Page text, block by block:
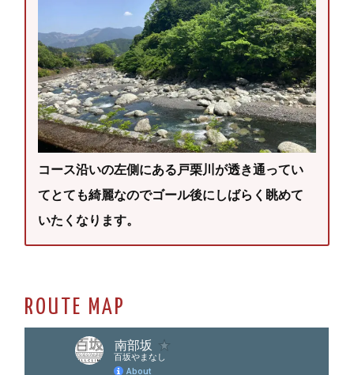
コース沿いの左側にある戸栗川が透き通ってい
てとても綺麗なのでゴール後にしばらく眺めて
いたくなります。
ROUTE MAP